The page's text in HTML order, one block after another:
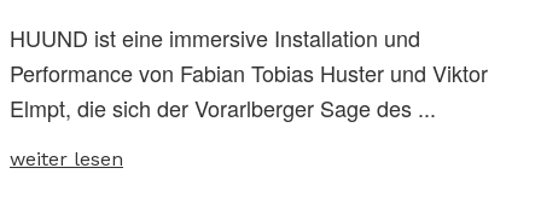
HUUND ist eine immersive Installation und
Performance von Fabian Tobias Huster und Viktor
Elmpt, die sich der Vorarlberger Sage des ...
weiter lesen